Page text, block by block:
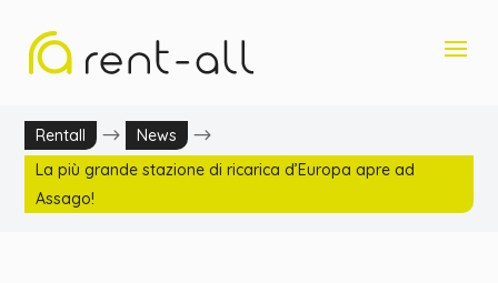
Rentall $ News $
La più grande stazione di ricarica d’Europa apre ad
Assago!